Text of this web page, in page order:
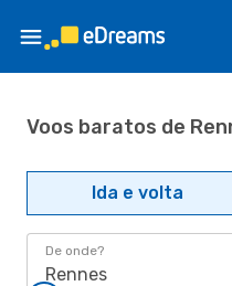
Voos baratos de
Ida e volta
De onde?
Rennes